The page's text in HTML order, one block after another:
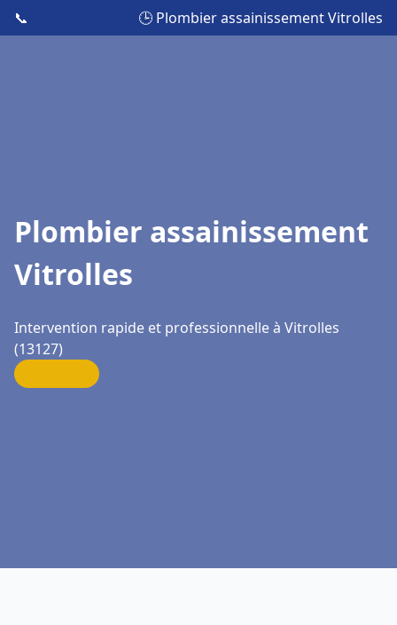
📞 🕒 Plombier assainissement Vitrolles
Plombier assainissement
Vitrolles
Intervention rapide et professionnelle à Vitrolles
(13127)